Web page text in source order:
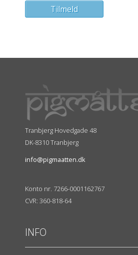
Tranbjerg Hovedgade 48
DK-8310 Tranbjerg
info@pigmaatten.dk
Konto nr. 7266-0001162767
CVR: 360-818-64
INFO